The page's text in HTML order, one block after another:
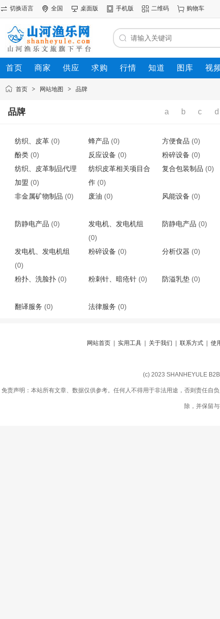
切换语言 全国 桌面版 手机版 二维码 购物车
首页 商家 供应 求购 行情 知道 图库 视
首页 > 网站地图 > 品牌
a b c d
品牌
纺织、皮革 (0) 蜂产品 (0) 方便食品 (0)
酚类 (0) 反应设备 (0) 粉碎设备 (0)
纺织、皮革制品代理
加盟 (0)
纺织皮革相关项目合
作 (0)
复合包装制品 (0)
非金属矿物制品 (0) 废油 (0) 风能设备 (0)
防静电产品 (0)
发电机、发电机组
(0)
防静电产品 (0)
发电机、发电机组
(0)
粉碎设备 (0) 分析仪器 (0)
粉扑、洗脸扑 (0) 粉刺针、暗疮针 (0) 防溢乳垫 (0)
翻译服务 (0) 法律服务 (0)
网站首页| 实用工具| 关于我们 联系方式| 使
(c) 2023 SHANHEYULE
免责声明：本站所有文章、数据仅供参考。任何人不得用于非法用途，否则责任自
除，并保留